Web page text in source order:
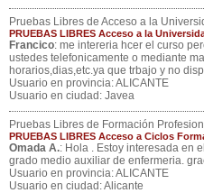
Pruebas Libres de Acceso a la
PRUEBAS LIBRES Acceso a la
Francico: me intereria hcer el curso
ustedes telefonicamente o mediante
horarios,dias,etc.ya que trbajo y no
Usuario en provincia: ALICANTE
Usuario en ciudad: Javea
Pruebas Libres de Formación
PRUEBAS LIBRES Acceso a Ciclos
Omada A.: Hola . Estoy interesada en
grado medio auxiliar de enfermeria.
Usuario en provincia: ALICANTE
Usuario en ciudad: Alicante